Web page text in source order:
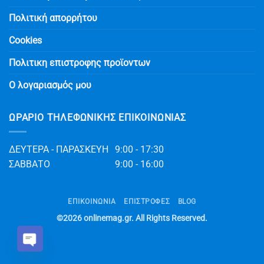
Πολιτική απορρήτου
Cookies
Πολιτικη επιστροφης προϊοντων
Ο λογαριασμός μου
ΩΡΆΡΙΟ ΤΗΛΕΦΩΝΙΚΉΣ ΕΠΙΚΟΙΝΩΝΊΑΣ
ΔΕΥΤΕΡΑ - ΠΑΡΑΣΚΕΥΗ
9:00 - 17:30
ΣΑΒΒΑΤΟ
9:00 - 16:00
ΕΠΙΚΟΙΝΩΝΊΑ ΕΠΙΣΤΡΟΦΕΣ BLOG
©2026onlinemag.gr. All Rights Reserved.